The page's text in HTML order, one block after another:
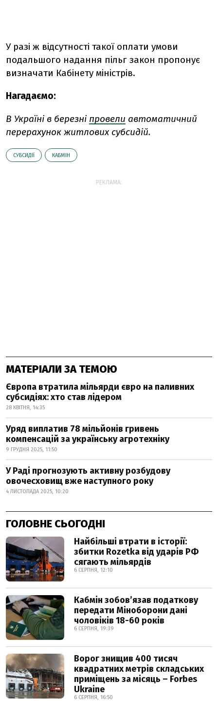
У разі ж відсутності такої оплати умови
подальшого надання пільг закон пропонує
визначати Кабінету міністрів.
Нагадаємо:
В Україні в березні провели автоматичний
перерахунок житлових субсидій.
СУБСИДІЇ КАБМІН
РЕКЛАМА:
МАТЕРІАЛИ ЗА ТЕМОЮ
Європа втратила мільярди євро на паливних
субсидіях: хто став лідером
28 КВІТНЯ, 14:35
Уряд виплатив 78 мільйонів гривень
компенсацій за українську агротехніку
9 ГРУДНЯ 2025, 11:50
У Раді прогнозують активну розбудову
овочесховищ вже наступного року
4 ЛИСТОПАДА 2025, 10:20
ГОЛОВНЕ СЬОГОДНІ
Найбільші втрати в історії:
збитки Rozetka від ударів РФ
сягають мільярдів
6 СЕРПНЯ, 12:10
Кабмін зобовʼязав податкову
передати Міноборони дані
чоловіків 18-60 років
6 СЕРПНЯ, 19:39
Ворог знищив 400 тисяч
квадратних метрів складських
приміщень за місяць – Forbes
Ukraine
6 СЕРПНЯ, 16:50